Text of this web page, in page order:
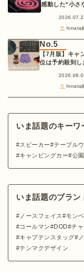
感動した“小さ
hinata
No.5
【7月版】キ
位は予約殺到
hinata
いま話題のキーワ
スピーカー テーブル
キャンピングカー 公園
いま話題のブラン
ノースフェイス モン
コールマン
DOD チ
キャプテンスタッグ
テンマクデザイン